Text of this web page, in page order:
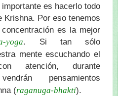
es hacerlo todo
Krishna. Por eso tenemos
es la mejor
yoga. Si tan sólo
mente escuchando el
atención, durante
pensamientos
(raganuga-bhakti).